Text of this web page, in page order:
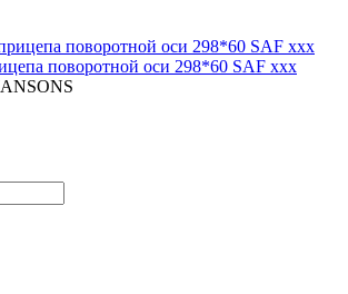
поворотной оси 298*60 SAF xxx